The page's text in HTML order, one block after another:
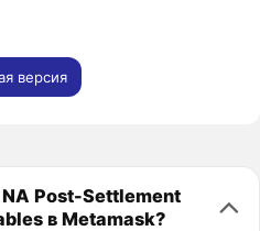
версия
Post-Settlement
в Metamask?